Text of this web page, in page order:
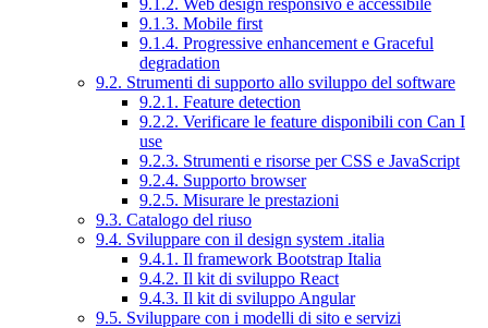
9.1.3. Mobile first
9.1.4. Progressive enhancement e Graceful
degradation
9.2. Strumenti di supporto allo sviluppo del software
9.2.1. Feature detection
9.2.2. Verificare le feature disponibili con Can I
use
9.2.3. Strumenti e risorse per CSS e JavaScript
9.2.4. Supporto browser
9.2.5. Misurare le prestazioni
9.3. Catalogo del riuso
9.4. Sviluppare con il design system .italia
9.4.1. Il framework Bootstrap Italia
9.4.2. Il kit di sviluppo React
9.4.3. Il kit di sviluppo Angular
9.5. Sviluppare con i modelli di sito e servizi